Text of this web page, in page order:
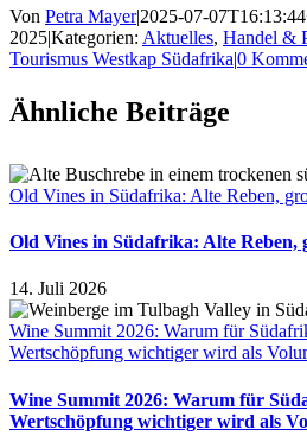
Von Petra Mayer|2025-07-
2025|Kategorien: Aktuelles, Handel &
Tourismus Westkap Südafrika|0
Ähnliche Beiträge
Old Vines in Südafrika: Alte Reben,
Old Vines in Südafrika: Alte Reben,
14. Juli 2026
Wine Summit 2026: Warum für
Wertschöpfung wichtiger wird als
Wine Summit 2026: Warum für
Wertschöpfung wichtiger wird als